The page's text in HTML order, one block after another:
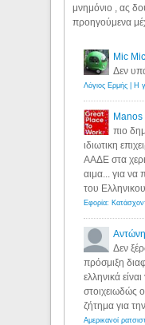
μνημόνιο , ας
προηγούμενα
Mic Mic
Δεν
πιο
ιδιωτικη
ΑΑΔΕ στα
αιμα... για να
του
Δεν
πρόσμιξη
ελληνικά
στοιχειωδώς
ζήτημα για